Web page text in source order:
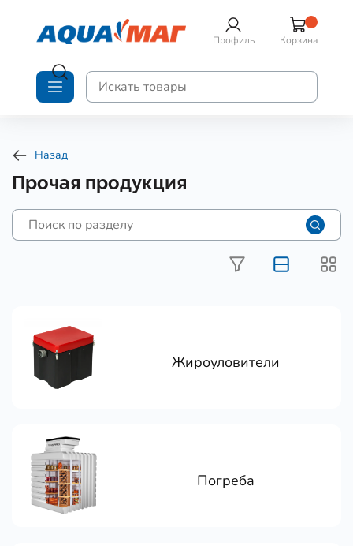
Профиль Корзина
Назад
Прочая продукция
Жироуловители
Погреба